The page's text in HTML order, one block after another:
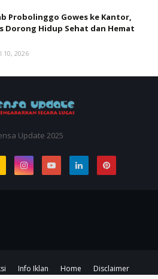
Probolinggo Gowes ke Kantor,
Dorong Hidup Sehat dan Hemat
10, 2026
Update 2025
Info Iklan Home Disclaimer